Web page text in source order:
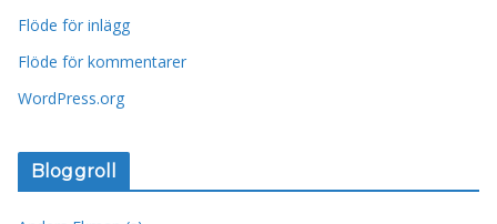
Flöde för inlägg
Flöde för kommentarer
WordPress.org
Bloggroll